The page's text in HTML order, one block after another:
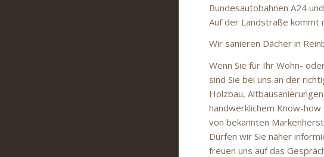
Bundesautobahnen A24
Auf der Landstraße kommt
Wir sanieren Dächer in
Wenn Sie für Ihr Wohn-
sind Sie bei uns an der
Holzbau,
handwerklichem Know-
von bekannten
Dürfen wir Sie näher
freuen uns auf das